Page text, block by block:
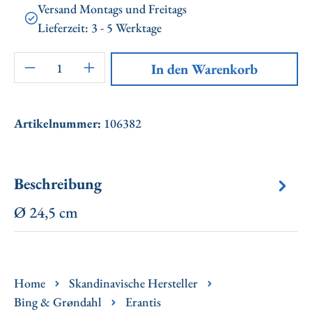
Versand Montags und Freitags
Lieferzeit: 3 - 5 Werktage
Artikel Anzahl: Gib den gewünschten
In den Warenkorb
Artikelnummer: 106382
Beschreibung
Ø 24,5 cm
Home
Skandinavische Hersteller
Bing & Grøndahl
Erantis